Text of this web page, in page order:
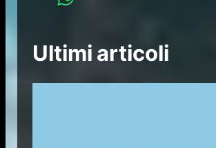
Ultimi articoli